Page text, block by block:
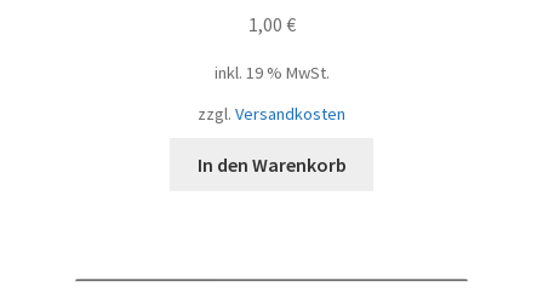
1,00 €
inkl. 19 % MwSt.
zzgl. Versandkosten
In den Warenkorb